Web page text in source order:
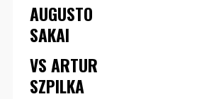
AUGUSTO
SAKAI
VS ARTUR
SZPILKA